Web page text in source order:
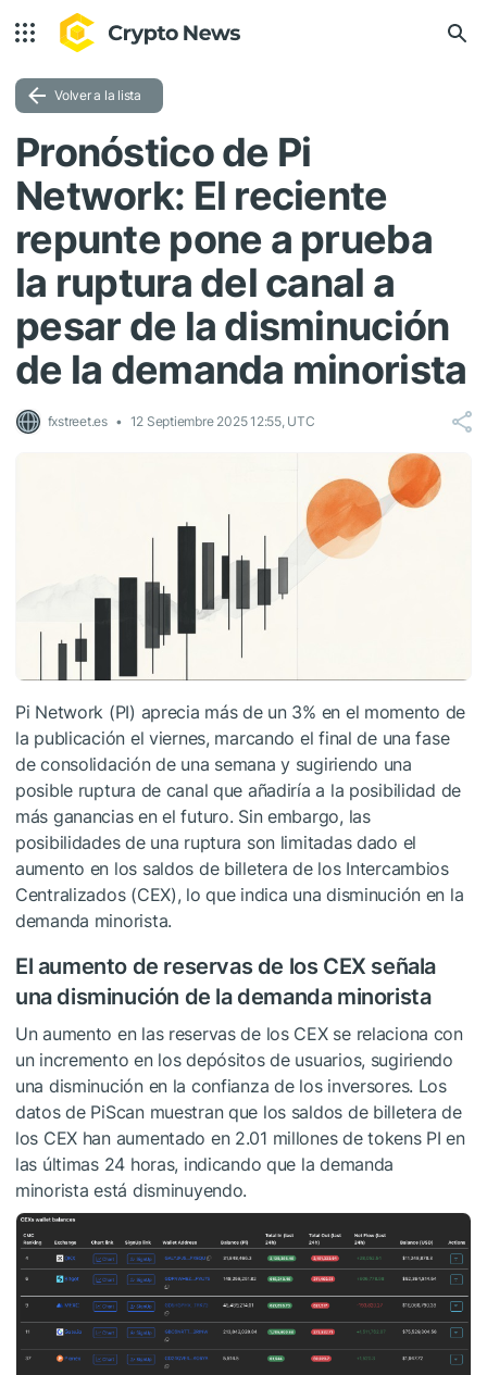
Volver a la lista
Pronóstico de Pi
Network: El reciente
repunte pone a prueba
la ruptura del canal a
pesar de la disminución
de la demanda minorista
fxstreet.es 12 Septiembre 2025 12:55, UTC
Pi Network (PI) aprecia más de un 3% en el momento de
la publicación el viernes, marcando el final de una fase
de consolidación de una semana y sugiriendo una
posible ruptura de canal que añadiría a la posibilidad de
más ganancias en el futuro. Sin embargo, las
posibilidades de una ruptura son limitadas dado el
aumento en los saldos de billetera de los Intercambios
Centralizados (CEX), lo que indica una disminución en la
demanda minorista.
El aumento de reservas de los CEX señala
una disminución de la demanda minorista
Un aumento en las reservas de los CEX se relaciona con
un incremento en los depósitos de usuarios, sugiriendo
una disminución en la confianza de los inversores. Los
datos de PiScan muestran que los saldos de billetera de
los CEX han aumentado en 2.01 millones de tokens PI en
las últimas 24 horas, indicando que la demanda
minorista está disminuyendo.